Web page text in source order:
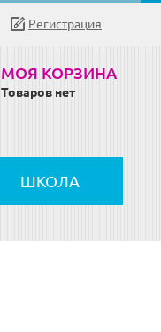
Регистрация
МОЯ КОРЗИНА
Товаров нет
ШКОЛА